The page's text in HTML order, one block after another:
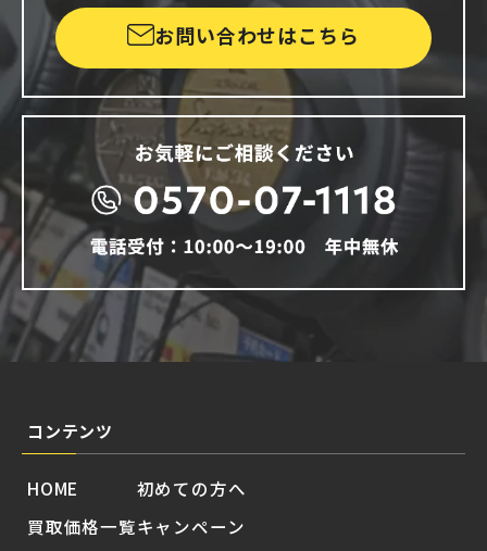
お問い合わせはこちら
コンテンツ
HOME
買取価格一覧
初めての方へ
キャンペーン